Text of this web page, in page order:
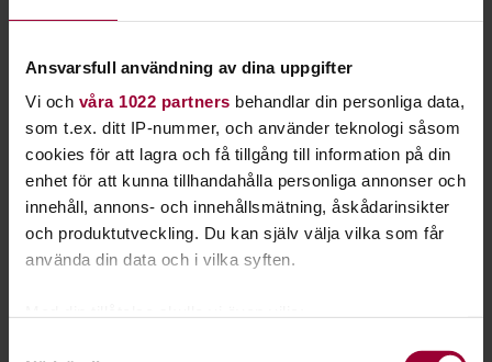
Ansvarsfull användning av dina uppgifter
Vi och våra 1022 partners behandlar din personliga data,
som t.ex. ditt IP-nummer, och använder teknologi såsom
cookies för att lagra och få tillgång till information på din
enhet för att kunna tillhandahålla personliga annonser och
innehåll, annons- och innehållsmätning, åskådarinsikter
och produktutveckling. Du kan själv välja vilka som får
använda din data och i vilka syften.
Läs mer om att starta studiecirkel
Nästa steg
Se våra kurser, evenemang och studiecirklar inom
Lydnad